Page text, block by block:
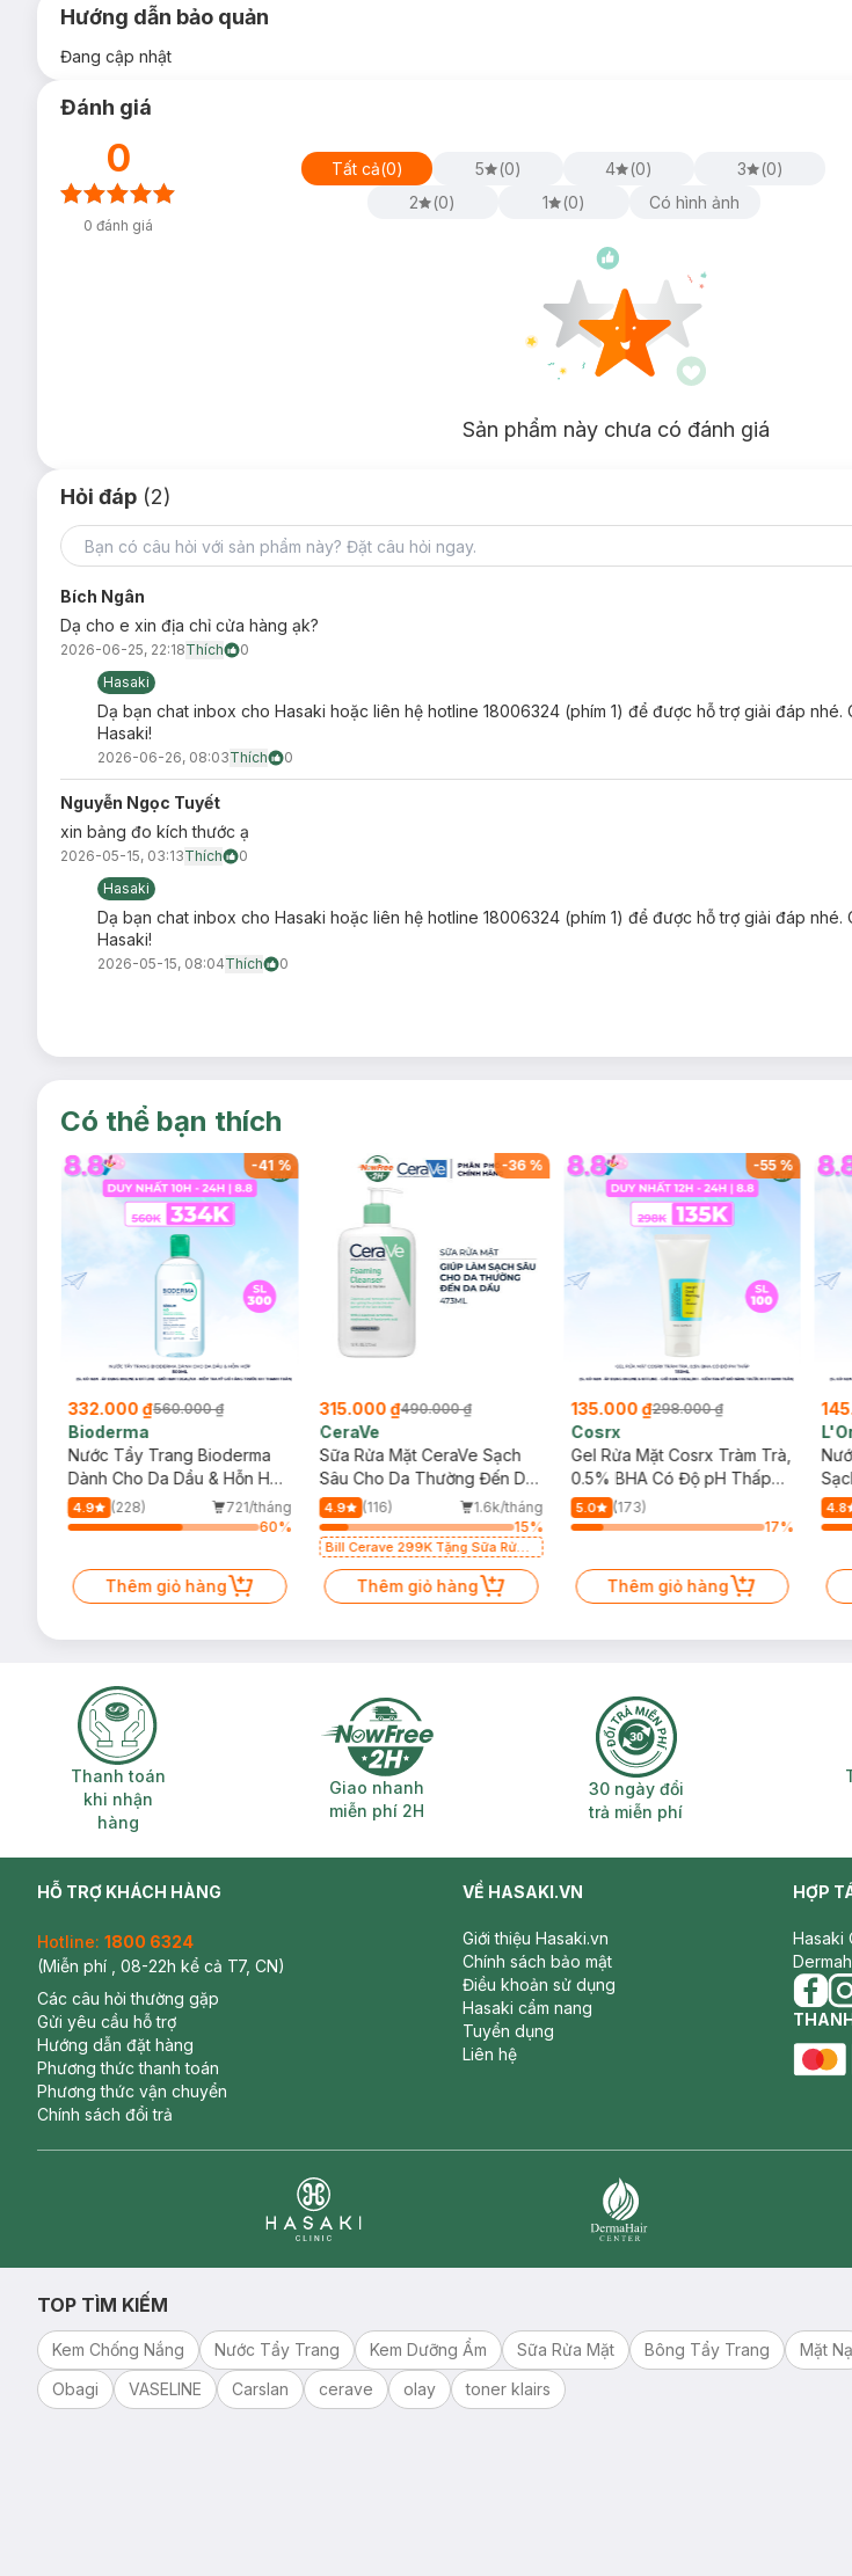
Hướng dẫn bảo quản
Đang cập nhật
Đánh giá
0
0 đánh giá
Tất cả(0) 5 (0) 4 (0) 3 (0)
2
(0) 1 (0) Có hình ảnh
Sản phẩm này chưa có đánh giá
Hỏi đáp (2)
Bích Ngân
Dạ cho e xin địa chỉ cửa hàng ạk?
2026-06-25, 22:18Thích
0
Hasaki
Dạ bạn chat inbox cho Hasaki hoặc liên hệ hotline 18006324 (phím 1) để được hỗ trợ giải đáp nhé.
Hasaki!
2026-06-26, 08:03Thích 0
Nguyễn Ngọc Tuyết
xin bảng đo kích thước ạ
2026-05-15, 03:13Thích
0
Hasaki
Dạ bạn chat inbox cho Hasaki hoặc liên hệ hotline 18006324 (phím 1) để được hỗ trợ giải đáp nhé.
Hasaki!
2026-05-15, 08:04Thích 0
Có thể bạn thích
-41 %
332.000 ₫560.000 ₫
Bioderma
Nước Tẩy Trang Bioderma
Dành Cho Da Dầu & Hỗn Hợp
500ml
4.9 (228)
721/tháng
60%
Thêm giỏ hàng
-36%
315.000 ₫490.000 ₫
CeraVe
Sữa Rửa Mặt CeraVe Sạch
Sâu Cho Da Thường Đến Da
Dầu 473ml
4.9 (116)
1.6k/tháng
15%
Bill Cerave 299K Tặng Sữa Rửa
Mặt Cerave 30ml (SL có hạn)
Thêm giỏ hàng
-55%
135.000 ₫298.000 ₫
Cosrx
Gel Rửa Mặt Cosrx Tràm Trà,
0.5% BHA Có Độ pH Thấp
150ml
5.0
(173)
17%
Thêm giỏ hàng
4.8
Thanh toán khi nhận hàng
Thanh toán
khi nhận
hàng
Giao nhanh miễn phí 2H
Giao nhanh
miễn phí 2H
30 ngày đổi trả miễn phí
30 ngày đổi
trả miễn phí
HỖ TRỢ KHÁCH HÀNG
Hotline: 1800 6324
(Miễn phí , 08-22h kể cả T7, CN)
Các câu hỏi thường gặp
Gửi yêu cầu hỗ trợ
Hướng dẫn đặt hàng
Phương thức thanh toán
Phương thức vận chuyển
Chính sách đổi trả
VỀ HASAKI.VN
Giới thiệu Hasaki.vn
Chính sách bảo mật
Điều khoản sử dụng
Hasaki cẩm nang
Tuyển dụng
Liên hệ
HỢP
Hasaki
TOP TÌM KIẾM
Kem Chống Nắng Nước Tẩy Trang Kem Dưỡng Ẩm Sữa Rửa Mặt Bông Tẩy Trang Mặt Nạ
Obagi
VASELINE Carslan cerave olay toner klairs